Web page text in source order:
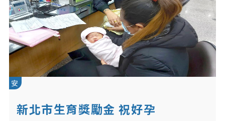
安
新北市生育獎勵金 祝好孕